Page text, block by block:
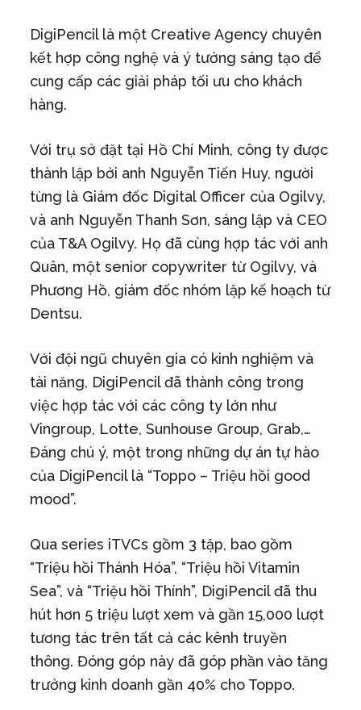
DigiPencil là một Creative Agency chuyên
kết hợp công nghệ và ý tưởng sáng tạo để
cung cấp các giải pháp tối ưu cho khách
hàng.
Với trụ sở đặt tại Hồ Chí Minh, công ty được
thành lập bởi anh Nguyễn Tiến Huy, người
từng là Giám đốc Digital Officer của Ogilvy,
và anh Nguyễn Thanh Sơn, sáng lập và CEO
của T&A Ogilvy. Họ đã cùng hợp tác với anh
Quân, một senior copywriter từ Ogilvy, và
Phương Hồ, giám đốc nhóm lập kế hoạch từ
Dentsu.
Với đội ngũ chuyên gia có kinh nghiệm và
tài năng, DigiPencil đã thành công trong
việc hợp tác với các công ty lớn như
Vingroup, Lotte, Sunhouse Group, Grab,…
Đáng chú ý, một trong những dự án tự hào
của DigiPencil là “Toppo – Triệu hồi good
mood”.
Qua series iTVCs gồm 3 tập, bao gồm
“Triệu hồi Thánh Hóa”, “Triệu hồi Vitamin
Sea”, và “Triệu hồi Thính”, DigiPencil đã thu
hút hơn 5 triệu lượt xem và gần 15,000 lượt
tương tác trên tất cả các kênh truyền
thông. Đóng góp này đã góp phần vào tăng
trưởng kinh doanh gần 40% cho Toppo.